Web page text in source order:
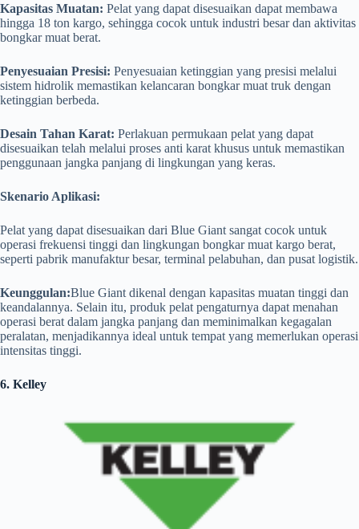
Kapasitas Muatan: Pelat yang dapat disesuaikan dapat membawa
hingga 18 ton kargo, sehingga cocok untuk industri besar dan aktivitas
bongkar muat berat.
Penyesuaian Presisi: Penyesuaian ketinggian yang presisi melalui
sistem hidrolik memastikan kelancaran bongkar muat truk dengan
ketinggian berbeda.
Desain Tahan Karat: Perlakuan permukaan pelat yang dapat
disesuaikan telah melalui proses anti karat khusus untuk memastikan
penggunaan jangka panjang di lingkungan yang keras.
Skenario Aplikasi:
Pelat yang dapat disesuaikan dari Blue Giant sangat cocok untuk
operasi frekuensi tinggi dan lingkungan bongkar muat kargo berat,
seperti pabrik manufaktur besar, terminal pelabuhan, dan pusat logistik.
Keunggulan:Blue Giant dikenal dengan kapasitas muatan tinggi dan
keandalannya. Selain itu, produk pelat pengaturnya dapat menahan
operasi berat dalam jangka panjang dan meminimalkan kegagalan
peralatan, menjadikannya ideal untuk tempat yang memerlukan operasi
intensitas tinggi.
6. Kelley